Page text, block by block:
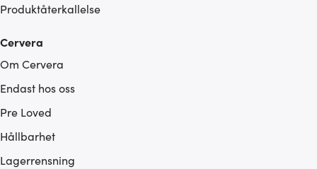
Produktåterkallelse
Cervera
Om Cervera
Endast hos oss
Pre Loved
Hållbarhet
Lagerrensning